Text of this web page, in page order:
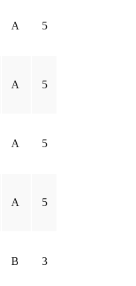
A 5
A 5
A 5
A 5
B 3